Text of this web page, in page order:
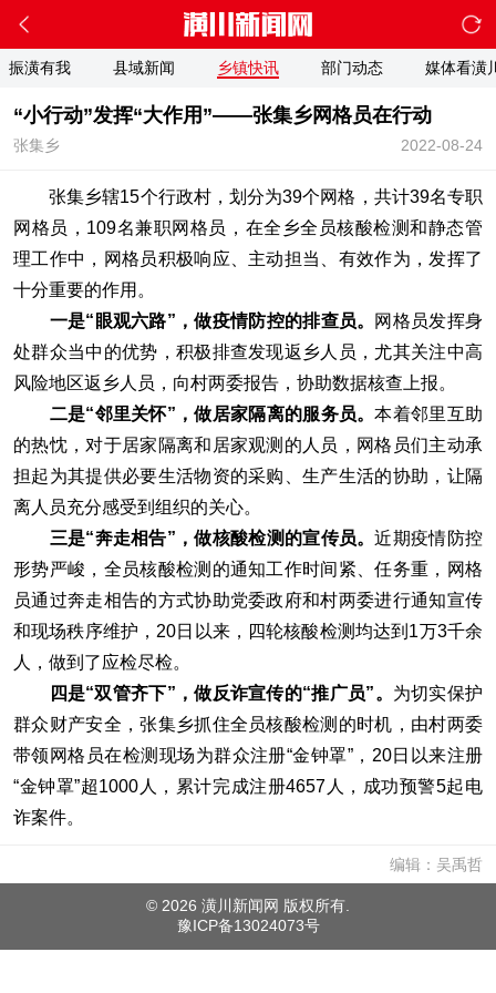
振潢有我 县域新闻 乡镇快讯 部门动态 媒体看潢
“小行动”发挥“大作用”——张集乡网格员在行动
2022-08-24
张集乡
张集乡辖15个行政村，划分为39个网格，共计39名专职
网格员，109名兼职网格员，在全乡全员核酸检测和静态管
理工作中，网格员积极响应、主动担当、有效作为，发挥了
十分重要的作用。
一是“眼观六路”，做疫情防控的排查员。 网格员发挥身
处群众当中的优势，积极排查发现返乡人员，尤其关注中高
风险地区返乡人员，向村两委报告，协助数据核查上报。
二是“邻里关怀”，做居家隔离的服务员。本着邻里互助
的热忱，对于居家隔离和居家观测的人员，网格员们主动承
担起为其提供必要生活物资的采购、生产生活的协助，让隔
离人员充分感受到组织的关心。
三是“奔走相告”，做核酸检测的宣传员。近期疫情防控
形势严峻，全员核酸检测的通知工作时间紧、任务重，网格
员通过奔走相告的方式协助党委政府和村两委进行通知宣传
和现场秩序维护，20日以来，四轮核酸检测均达到1万3千余
人，做到了应检尽检。
四是“双管齐下”，做反诈宣传的“推广员”。 为切实保护
群众财产安全，张集乡抓住全员核酸检测的时机，由村两委
带领网格员在检测现场为群众注册“金钟罩”，20日以来注册
“金钟罩”超1000人，累计完成注册4657人，成功预警5起电
诈案件。
编辑：吴禹哲
© 2026 潢川新闻网 版权所有.
豫ICP备13024073号